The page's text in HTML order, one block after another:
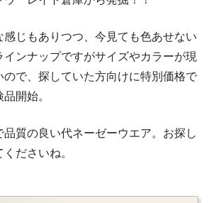
感じもありつつ、今見ても色あせない
ンナップですがサイズやカラーが現
ので、探していた方向けに特別価格で
開始。
質の良い代ネーゼーウエア。お探し
ださいね。